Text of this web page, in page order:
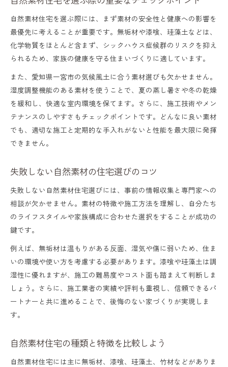
自然素材住宅を選ぶ際には、まず素材の安全性と健康への影響を
最優先に考えることが重要です。無垢材や漆喰、珪藻土などは、
化学物質をほとんど含まず、シックハウス症候群のリスクを抑え
られるため、家族の健康を守る住まいづくりに適しています。
また、愛知県一宮市の気候風土に合う素材選びも欠かせません。
湿度調整機能のある素材を使うことで、夏の蒸し暑さや冬の乾燥
を緩和し、快適な室内環境を保てます。さらに、施工技術やメン
テナンスのしやすさもチェックポイントです。どんなに良い素材
でも、適切な施工と定期的な手入れがないと性能を最大限に発揮
できません。
失敗しない自然素材の住宅選びのコツ
失敗しない自然素材住宅選びには、事前の情報収集と専門家への
相談が欠かせません。素材の特徴や施工方法を理解し、自分たち
のライフスタイルや家族構成に合わせた選択をすることが成功の
鍵です。
例えば、無垢材は温もりがある反面、湿気や傷に弱いため、住ま
いの環境や使い方を考慮する必要があります。漆喰や珪藻土は調
湿性に優れますが、施工の難易度やコスト面も踏まえて判断しま
しょう。さらに、施工業者の実績や評判も重視し、信頼できるパ
ートナーと共に進めることで、後悔のない家づくりが実現しま
す。
自然素材住宅の種類と特徴を比較しよう
自然素材住宅には主に無垢材、漆喰、珪藻土、竹材などがありま